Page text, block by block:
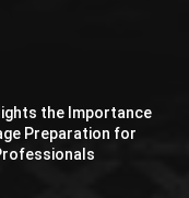
the Importance
Preparation for